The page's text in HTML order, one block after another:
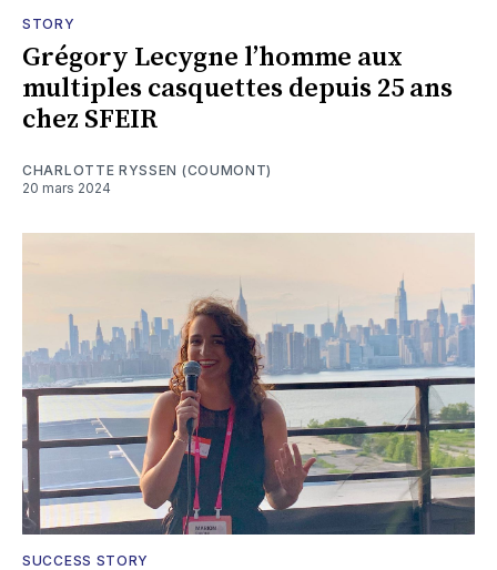
STORY
Grégory Lecygne l’homme aux
multiples casquettes depuis 25 ans
chez SFEIR
CHARLOTTE RYSSEN (COUMONT)
20 mars 2024
SUCCESS STORY